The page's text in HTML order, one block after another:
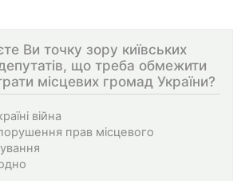
Ви точку зору київських
депутатів, що треба обмежити
місцевих громад України?
війна
прав місцевого